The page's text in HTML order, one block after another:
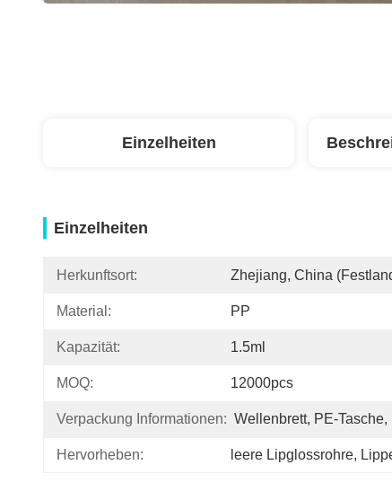
Einzelheiten
Einzelheiten
Herkunftsort: Zhejiang, China
Material: PP
Kapazität: 1.5ml
MOQ: 12000pcs
Verpackung Informationen: Wellenbrett, PE-Tasche,
Hervorheben: leere Lipglossrohre,